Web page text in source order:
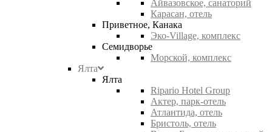
Айвазовское, санаторий
Карасан, отель
Приветное, Канака
Эко-Village, комплекс
Семидворье
Морской, комплекс
Ялта
Ялта
Ripario Hotel Group
Актер, парк-отель
Атлантида, отель
Бристоль, отель